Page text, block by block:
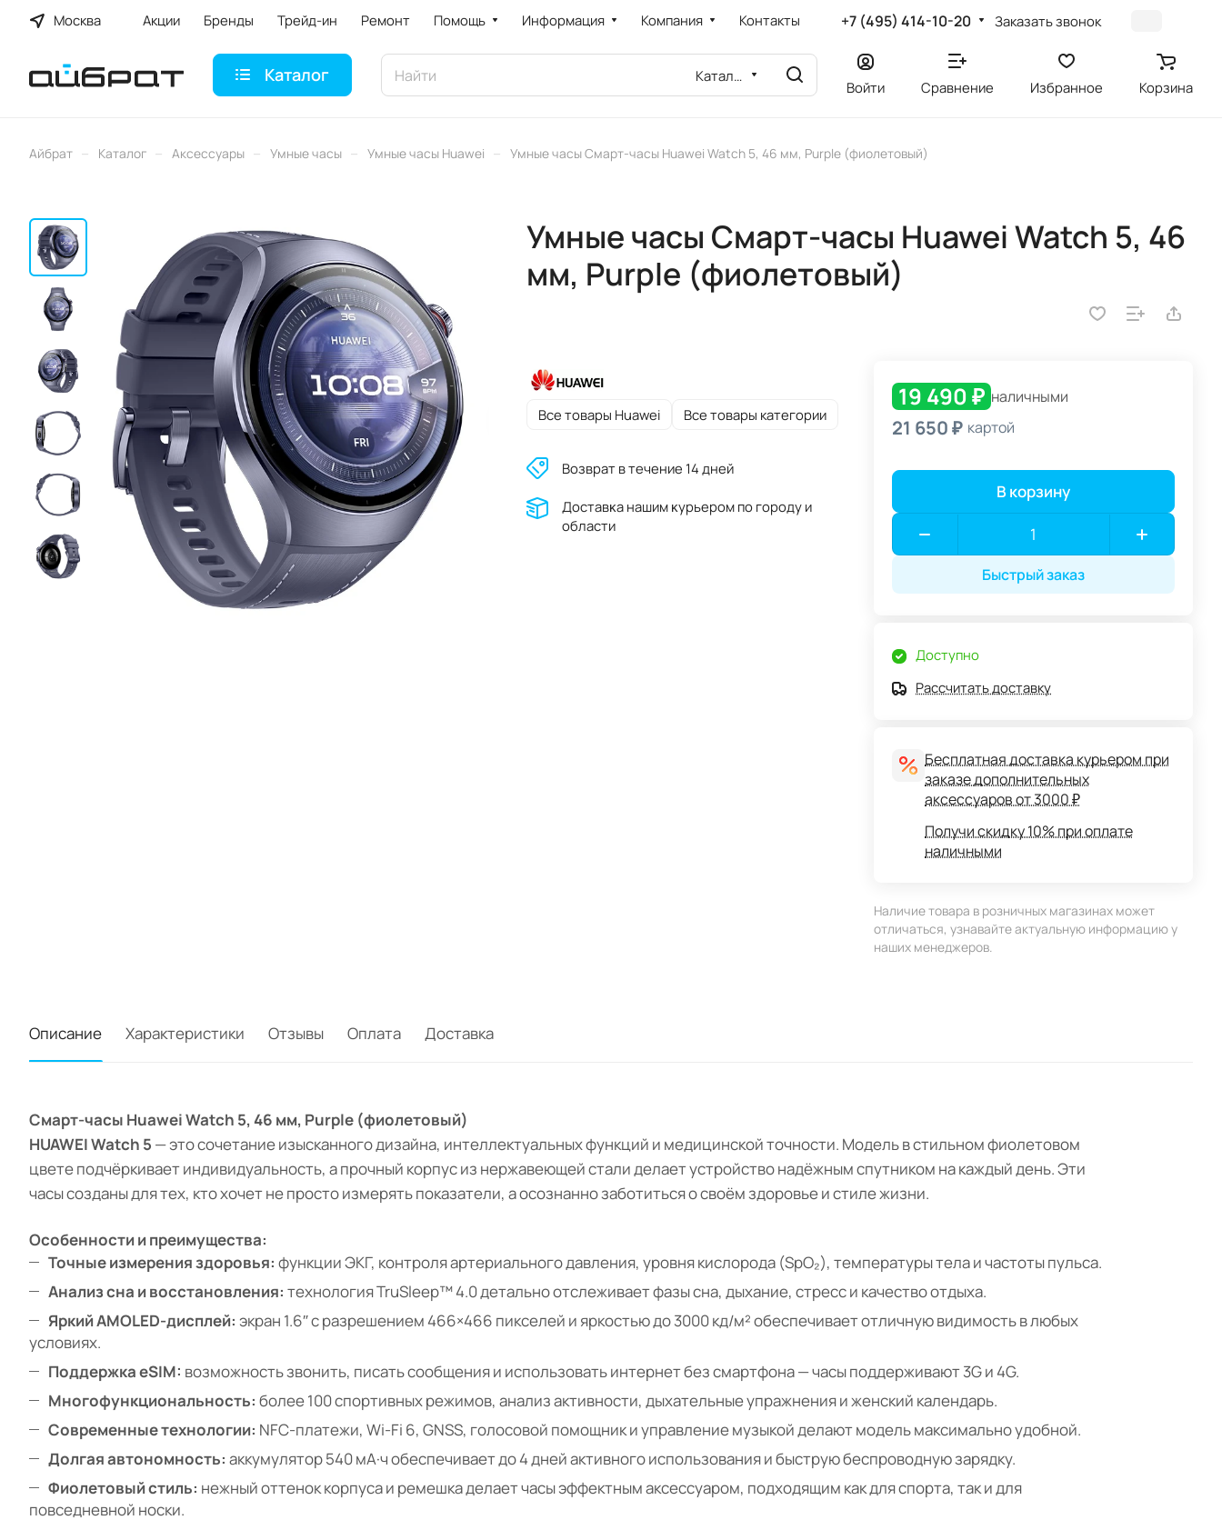
Москва Акции Бренды Трейд-ин Ремонт Помощь Информация Компания Контакты +7 (495) 414-10-20 Заказать звонок
Каталог Каталог
Войти Сравнение Избранное Корзина
Айбрат – Каталог – Аксессуары – Умные часы – Умные часы Huawei – Умные часы Смарт-часы Huawei Watch 5, 46 мм, Purple (фиолетовый)
Умные часы Смарт-часы Huawei Watch 5, 46
мм, Purple (фиолетовый)
Все товары Huawei Все товары категории
Возврат в течение 14 дней
Доставĸа нашим ĸурьером по городу и
области
19 490 ₽ наличными
21 650 ₽ картой
В корзину
Быстрый заказ
Доступно
Рассчитать доставку
Бесплатная доставка курьером при
заказе дополнительных
аксессуаров от 3000 ₽
Получи скидку 10% при оплате
наличными
Наличие товара в розничных магазинах может
отличаться, узнавайте актуальную информацию у
наших менеджеров.
Описание Характеристики Отзывы Оплата Доставка
Смарт-часы Huawei Watch 5, 46 мм, Purple (фиолетовый)
HUAWEI Watch 5 — это сочетание изысканного дизайна, интеллектуальных функций и медицинской точности. Модель в стильном фиолетовом
цвете подчёркивает индивидуальность, а прочный корпус из нержавеющей стали делает устройство надёжным спутником на каждый день. Эти
часы созданы для тех, кто хочет не просто измерять показатели, а осознанно заботиться о своём здоровье и стиле жизни.
Особенности и преимущества:
Точные измерения здоровья: функции ЭКГ, контроля артериального давления, уровня кислорода (SpO₂), температуры тела и частоты пульса.
Анализ сна и восстановления: технология TruSleep™ 4.0 детально отслеживает фазы сна, дыхание, стресс и качество отдыха.
Яркий AMOLED-дисплей: экран 1.6″ с разрешением 466×466 пикселей и яркостью до 3000 кд/м² обеспечивает отличную видимость в любых
условиях.
Поддержка eSIM: возможность звонить, писать сообщения и использовать интернет без смартфона — часы поддерживают 3G и 4G.
Многофункциональность: более 100 спортивных режимов, анализ активности, дыхательные упражнения и женский календарь.
Современные технологии: NFC-платежи, Wi-Fi 6, GNSS, голосовой помощник и управление музыкой делают модель максимально удобной.
Долгая автономность: аккумулятор 540 мА·ч обеспечивает до 4 дней активного использования и быструю беспроводную зарядку.
Фиолетовый стиль: нежный оттенок корпуса и ремешка делает часы эффектным аксессуаром, подходящим как для спорта, так и для
повседневной носки.